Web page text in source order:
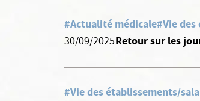
#Actualité médicale#Vie
30/09/2025Retour sur les
#Vie des établissements/